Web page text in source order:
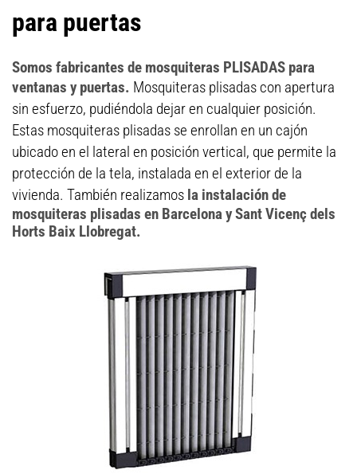
para puertas
Somos fabricantes de mosquiteras PLISADAS para
ventanas y puertas. Mosquiteras plisadas con apertura
sin esfuerzo, pudiéndola dejar en cualquier posición.
Estas mosquiteras plisadas se enrollan en un cajón
ubicado en el lateral en posición vertical, que permite la
protección de la tela, instalada en el exterior de la
vivienda. También realizamos la instalación de
mosquiteras plisadas en Barcelona y Sant Vicenç dels
Horts Baix Llobregat.